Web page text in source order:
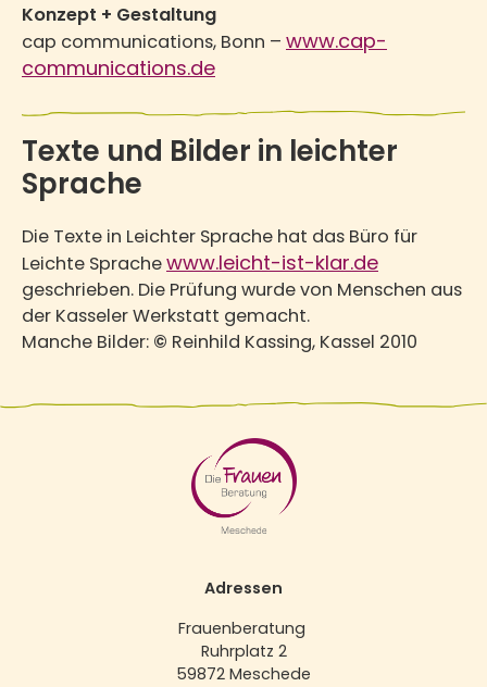
Konzept + Gestaltung
cap communications, Bonn – www.cap-
communications.de
Texte und Bilder in leichter
Sprache
Die Texte in Leichter Sprache hat das Büro für
Leichte Sprachewww.leicht-ist-klar.de
geschrieben. Die Prüfung wurde von Menschen aus
der Kasseler Werkstatt gemacht.
Manche Bilder: © Reinhild Kassing, Kassel 2010
Adressen
Frauenberatung
Ruhrplatz 2
59872 Meschede